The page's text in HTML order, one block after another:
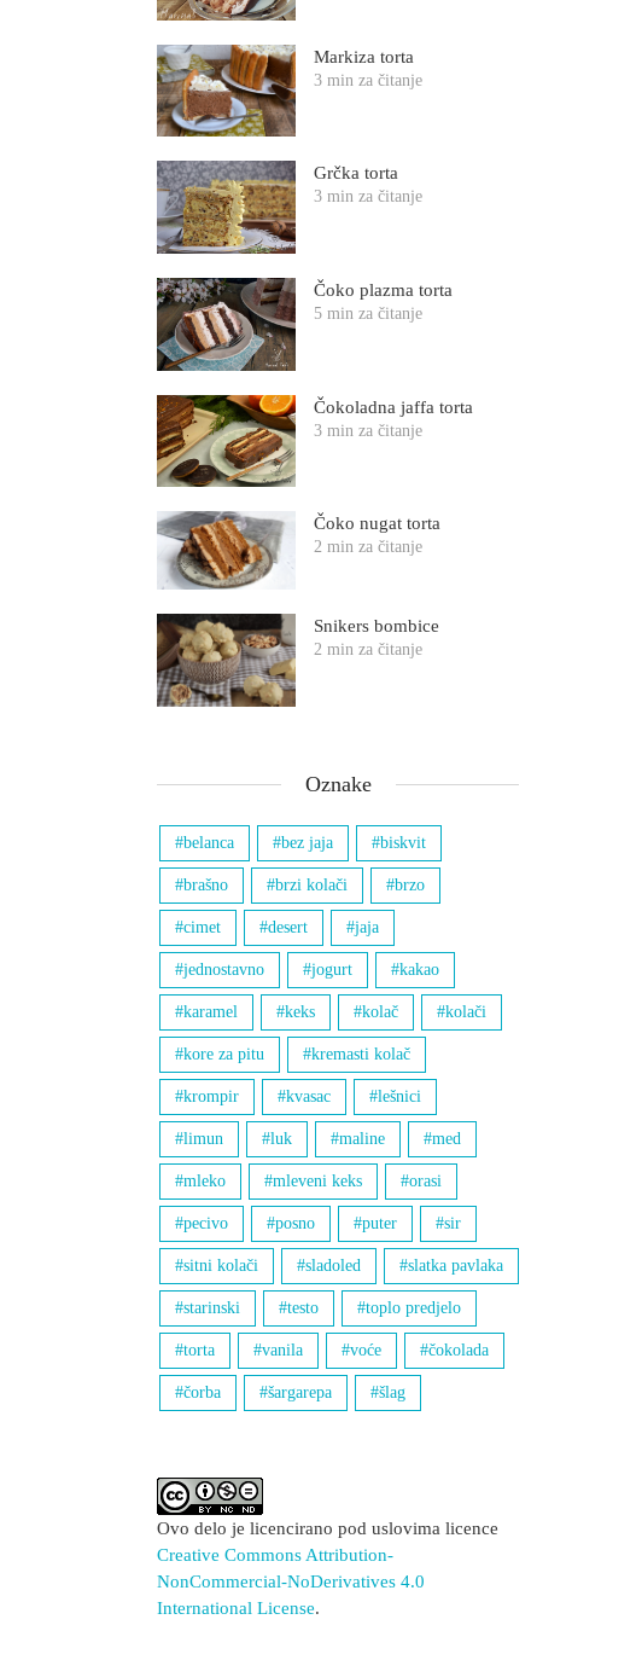
Markiza torta
3 min za čitanje
Grčka torta
3 min za čitanje
Čoko plazma torta
5 min za čitanje
Čokoladna jaffa torta
3 min za čitanje
Čoko nugat torta
2 min za čitanje
Snikers bombice
2 min za čitanje
Oznake
belanca bez jaja biskvit
brašno brzi kolači brzo
cimet desert jaja
jednostavno jogurt kakao
karamel keks kolač kolači
kore za pitu kremasti kolač
krompir kvasac lešnici
limun luk maline med
mleko mleveni keks orasi
pecivo posno puter sir
sitni kolači sladoled slatka pavlaka
starinski testo toplo predjelo
torta vanila voće čokolada
čorba šargarepa šlag
Ovo delo je licencirano pod uslovima licence
Creative Commons Attribution-
NonCommercial-NoDerivatives 4.0
International License.